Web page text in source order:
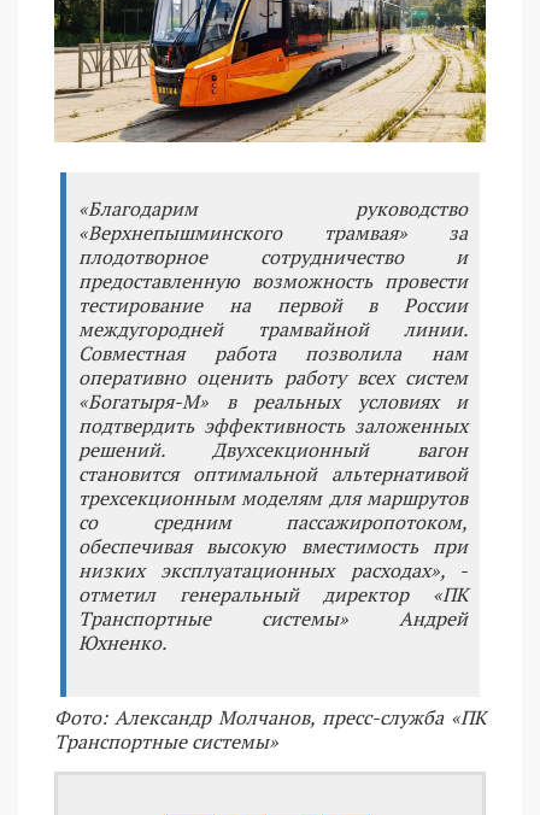
«Благодарим руководство
«Верхнепышминского трамвая» за
плодотворное сотрудничество и
предоставленную возможность провести
тестирование на первой в России
междугородней трамвайной линии.
Совместная работа позволила нам
оперативно оценить работу всех систем
«Богатыря-М» в реальных условиях и
подтвердить эффективность заложенных
решений. Двухсекционный вагон
становится оптимальной альтернативой
трехсекционным моделям для маршрутов
со средним пассажиропотоком,
обеспечивая высокую вместимость при
низких эксплуатационных расходах», -
отметил генеральный директор «ПК
Транспортные системы» Андрей
Юхненко.
Фото: Александр Молчанов, пресс-служба «ПК
Транспортные системы»